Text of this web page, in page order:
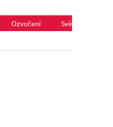
Ozvučení Světla